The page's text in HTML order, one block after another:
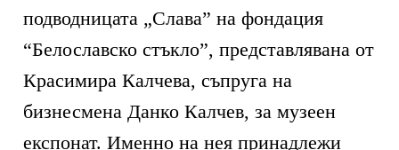
подводницата „Слава” на фондация
“Белославско стъкло”, представлявана от
Красимира Калчева, съпруга на
бизнесмена Данко Калчев, за музеен
експонат. Именно на нея принадлежи